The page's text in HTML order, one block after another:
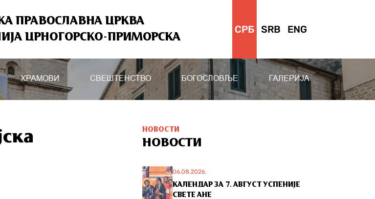
ПРАВОСЛАВНА ЦРКВА
ЦРНОГОРСКО-ПРИМОРСКА
СРБ SRB ENG
ХРАМОВИ СВЕШТЕНСТВО БОГОСЛОВЉЕ ГАЛЕРИЈА
НОВОСТИ
НОВОСТИ
06.08.2026.
КАЛЕНДАР ЗА 7. АВГУСТ УСПЕНИЈЕ
СВЕТЕ АНЕ